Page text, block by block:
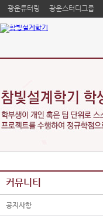
광운튜터링 광운스터디그룹
커뮤니티
공지사항